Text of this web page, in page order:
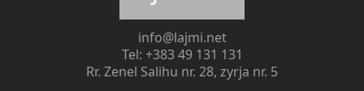
info@lajmi.net
Tel: +383 49 131 131
Rr. Zenel Salihu nr. 28, zyrja nr. 5